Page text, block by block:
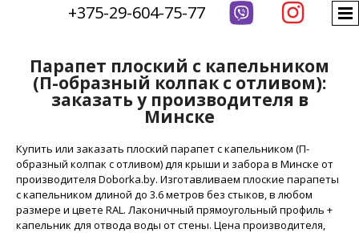
+375-29-604-75-77 
Парапет плоский с капельником
(П-образный колпак с отливом):
заказать у производителя в
Минске
Купить или заказать плоский парапет с капельником (П-
образный колпак с отливом) для крыши и забора в Минске от
производителя Doborka.by. Изготавливаем плоские парапеты
с капельником длиной до 3.6 метров без стыков, в любом
размере и цвете RAL. Лаконичный прямоугольный профиль +
капельник для отвода воды от стены. Цена производителя,